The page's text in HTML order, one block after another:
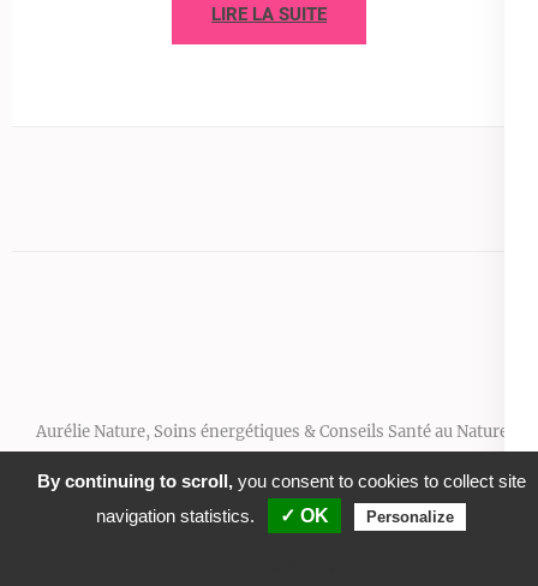
LIRE LA SUITE
Aurélie Nature, Soins énergétiques & Conseils Santé au Naturel -
S'incrire à la Newsletter
Mentions
Thème Wordpress Feminine Pink
By continuing to scroll,you consent to cookies to collect site
navigation statistics.
✓ OK Personalize